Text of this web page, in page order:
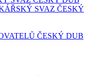
SVAZ ČESKÝ
ČESKÝ DUB